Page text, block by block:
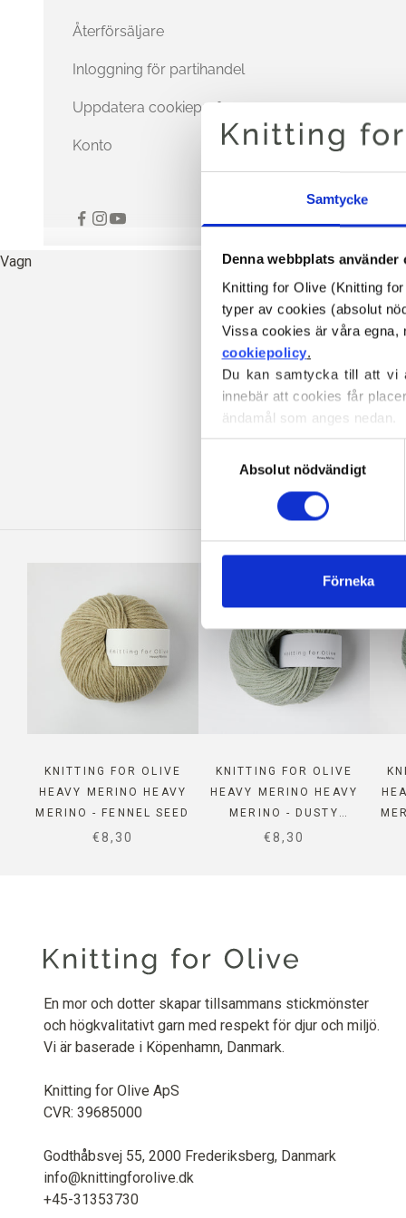
Samtycke
Denna webbplats använder
Knitting for Olive (Knitting
typer av cookies (absolut
cookiepolicy.
Du kan samtycka till att vi
innebär att cookies får
ändamål som anges nedan.
Du kan när som helst
blockerar och raderar
Absolut nödvändigt
Förneka
Återförsäljare
Inloggning för partihandel
Uppdatera cookiepreferenser
Konto
Vagn
KNITTING FOR OLIVE
HEAVY MERINO HEAVY
MERINO - FENNEL SEED
SALE PRICE
€8,30
KNITTING FOR OLIVE
HEAVY MERINO HEAVY
MERINO - DUSTY
ARTICHOKE
SALE PRICE
€8,30
En mor och dotter skapar tillsammans stickmönster
och högkvalitativt garn med respekt för djur och miljö.
Vi är baserade i Köpenhamn, Danmark.
Knitting for Olive ApS
CVR: 39685000
Godthåbsvej 55, 2000 Frederiksberg, Danmark
info@knittingforolive.dk
+45-31353730